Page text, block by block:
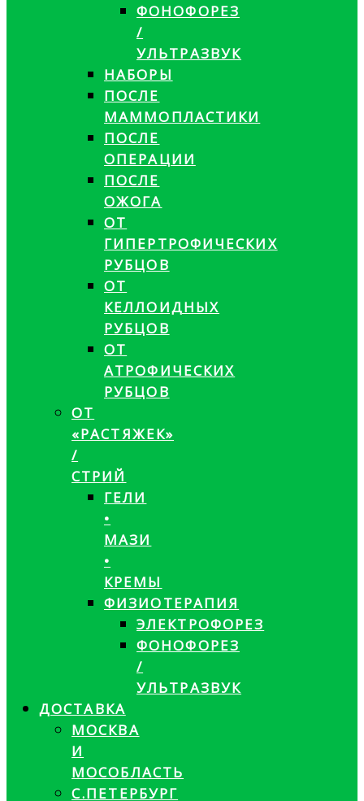
ФОНОФОРЕЗ
/
УЛЬТРАЗВУК
НАБОРЫ
ПОСЛЕ
МАММОПЛАСТИКИ
ПОСЛЕ
ОПЕРАЦИИ
ПОСЛЕ
ОЖОГА
ОТ
ГИПЕРТРОФИЧЕСКИХ
РУБЦОВ
ОТ
КЕЛЛОИДНЫХ
РУБЦОВ
ОТ
АТРОФИЧЕСКИХ
РУБЦОВ
ОТ
«РАСТЯЖЕК»
/
СТРИЙ
ГЕЛИ
•
МАЗИ
•
КРЕМЫ
ФИЗИОТЕРАПИЯ
ЭЛЕКТРОФОРЕЗ
ФОНОФОРЕЗ
/
УЛЬТРАЗВУК
ДОСТАВКА
МОСКВА
И
МОСОБЛАСТЬ
С.ПЕТЕРБУРГ